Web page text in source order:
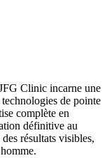
Clinic incarne une
de pointe
complète en
définitive au
résultats visibles,